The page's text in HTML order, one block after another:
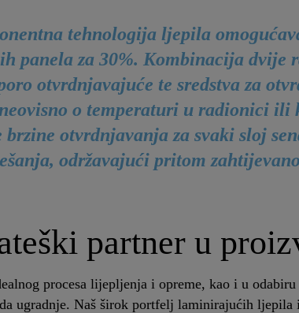
tehnologija ljepila
panela za 30%. Kombinacija dvije
otvrdnjavajuće te sredstva za
o temperaturi u radionici ili
otvrdnjavanja za svaki sloj
održavajući pritom
partner u
procesa lijepljenja i opreme, kao i u
ugradnje. Naš širok portfelj laminirajućih